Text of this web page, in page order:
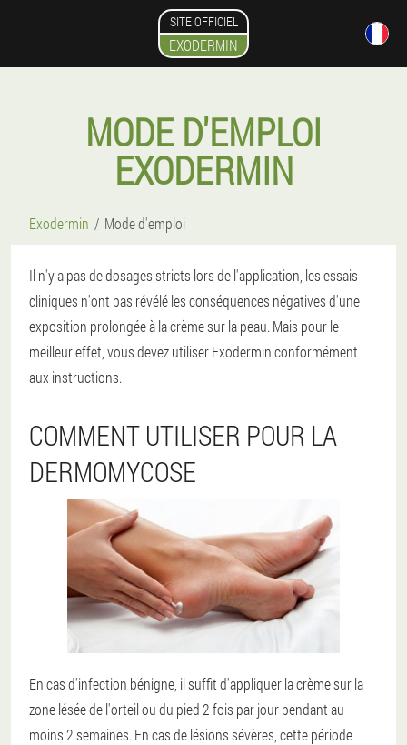
SITE OFFICIEL
EXODERMIN
MODE D'EMPLOI
EXODERMIN
Exodermin Mode d'emploi
Il n'y a pas de dosages stricts lors de l'application, les essais
cliniques n'ont pas révélé les conséquences négatives d'une
exposition prolongée à la crème sur la peau. Mais pour le
meilleur effet, vous devez utiliser Exodermin conformément
aux instructions.
COMMENT UTILISER POUR LA
DERMOMYCOSE
En cas d'infection bénigne, il suffit d'appliquer la crème sur la
zone lésée de l'orteil ou du pied 2 fois par jour pendant au
moins 2 semaines. En cas de lésions sévères, cette période